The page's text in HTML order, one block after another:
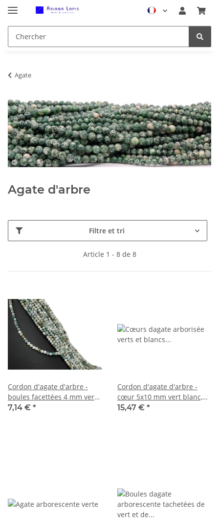
Agate
Agate d'arbre
Filtre et tri
Article 1 - 8 de 8
Cordon d'agate d'arbre -
boules facettées 4 mm vert
blanc, longueur 37,5 cm
7,14 € *
Cordon d'agate d'arbre -
cœur 5x10 mm vert blanc,
longueur 37 cm /5948
15,47 € *